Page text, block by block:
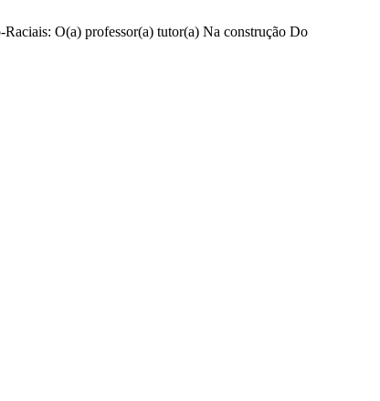
O(a) professor(a) tutor(a) Na construção Do